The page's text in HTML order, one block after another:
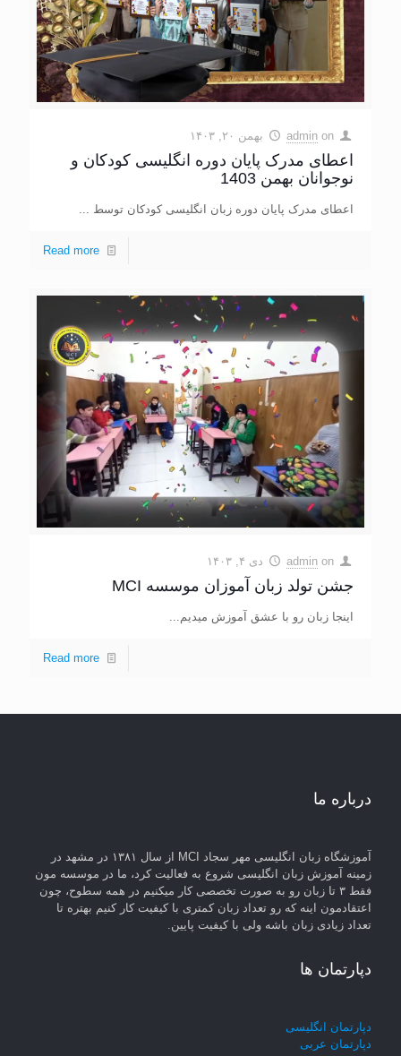
admin on بهمن ۲۰, ۱۴۰۳
اعطای مدرک پایان دوره انگلیسی کودکان و
نوجوانان بهمن 1403
اعطای مدرک پایان دوره زبان انگلیسی کودکان توسط ...
Read more
admin on دی ۴, ۱۴۰۳
جشن تولد زبان آموزان موسسه MCI
اینجا زبان رو با عشق آموزش میدیم...
Read more
درباره ما
آموزشگاه زبان انگلیسی مهر سجاد MCI از سال ۱۳۸۱ در مشهد در
زمینه آموزش زبان انگلیسی شروع به فعالیت کرد، ما در موسسه مون
فقط ۳ تا زبان رو به صورت تخصصی کار میکنیم در همه سطوح، چون
اعتقادمون اینه که رو تعداد زبان کمتری با کیفیت کار کنیم بهتره تا
تعداد زیادی زبان باشه ولی با کیفیت پایین.
دپارتمان ها
دپارتمان انگلیسی
دپارتمان عربی